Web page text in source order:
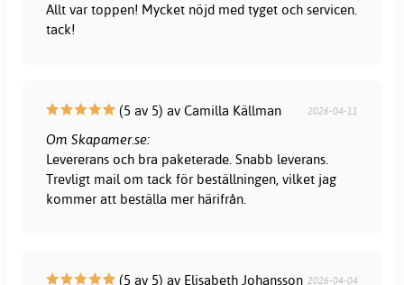
Allt var toppen! Mycket nöjd med tyget och servicen.
tack!
(5 av 5) av Camilla Källman 2026-04-11
Om Skapamer.se:
Levererans och bra paketerade. Snabb leverans.
Trevligt mail om tack för beställningen, vilket jag
kommer att beställa mer härifrån.
(5 av 5) av Elisabeth Johansson 2026-04-04